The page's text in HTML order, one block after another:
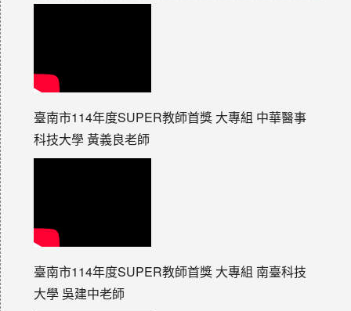
臺南市114年度SUPER教師首獎 大專組 中華醫事
科技大學 黃義良老師
臺南市114年度SUPER教師首獎 大專組 南臺科技
大學 吳建中老師